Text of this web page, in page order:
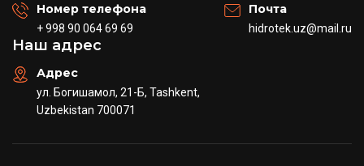
Номер телефона
+ 998 90 064 69 69
Почта
hidrotek.uz@mail.ru
Наш адрес
Адрес
ул. Богишамол, 21-Б, Tashkent,
Uzbekistan 700071